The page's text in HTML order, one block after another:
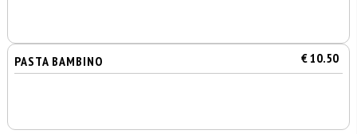
PASTA BAMBINO € 10.50